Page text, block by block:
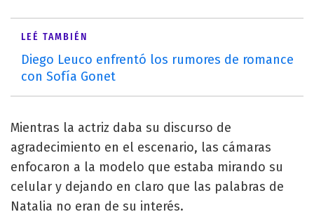
LEÉ TAMBIÉN
Diego Leuco enfrentó los rumores de romance
con Sofía Gonet
Mientras la actriz daba su discurso de
agradecimiento en el escenario, las cámaras
enfocaron a la modelo que estaba mirando su
celular y dejando en claro que las palabras de
Natalia no eran de su interés.